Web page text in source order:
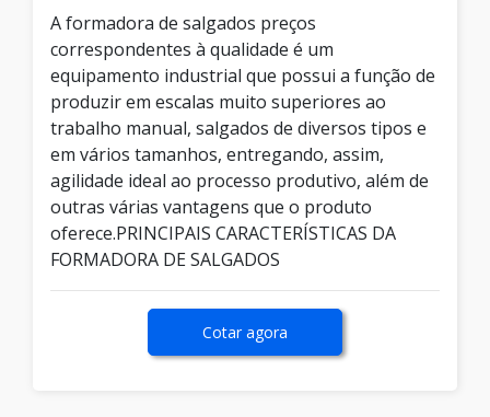
A formadora de salgados preços
correspondentes à qualidade é um
equipamento industrial que possui a função de
produzir em escalas muito superiores ao
trabalho manual, salgados de diversos tipos e
em vários tamanhos, entregando, assim,
agilidade ideal ao processo produtivo, além de
outras várias vantagens que o produto
oferece.PRINCIPAIS CARACTERÍSTICAS DA
FORMADORA DE SALGADOS
Cotar agora